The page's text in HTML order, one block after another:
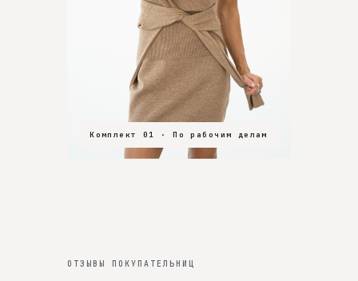
Комплект 01 · По рабочим делам
Комплект 02 · В зал
Комплект 03 · На особенный вечер
ОТЗЫВЫ ПОКУПАТЕЛЬНИЦ